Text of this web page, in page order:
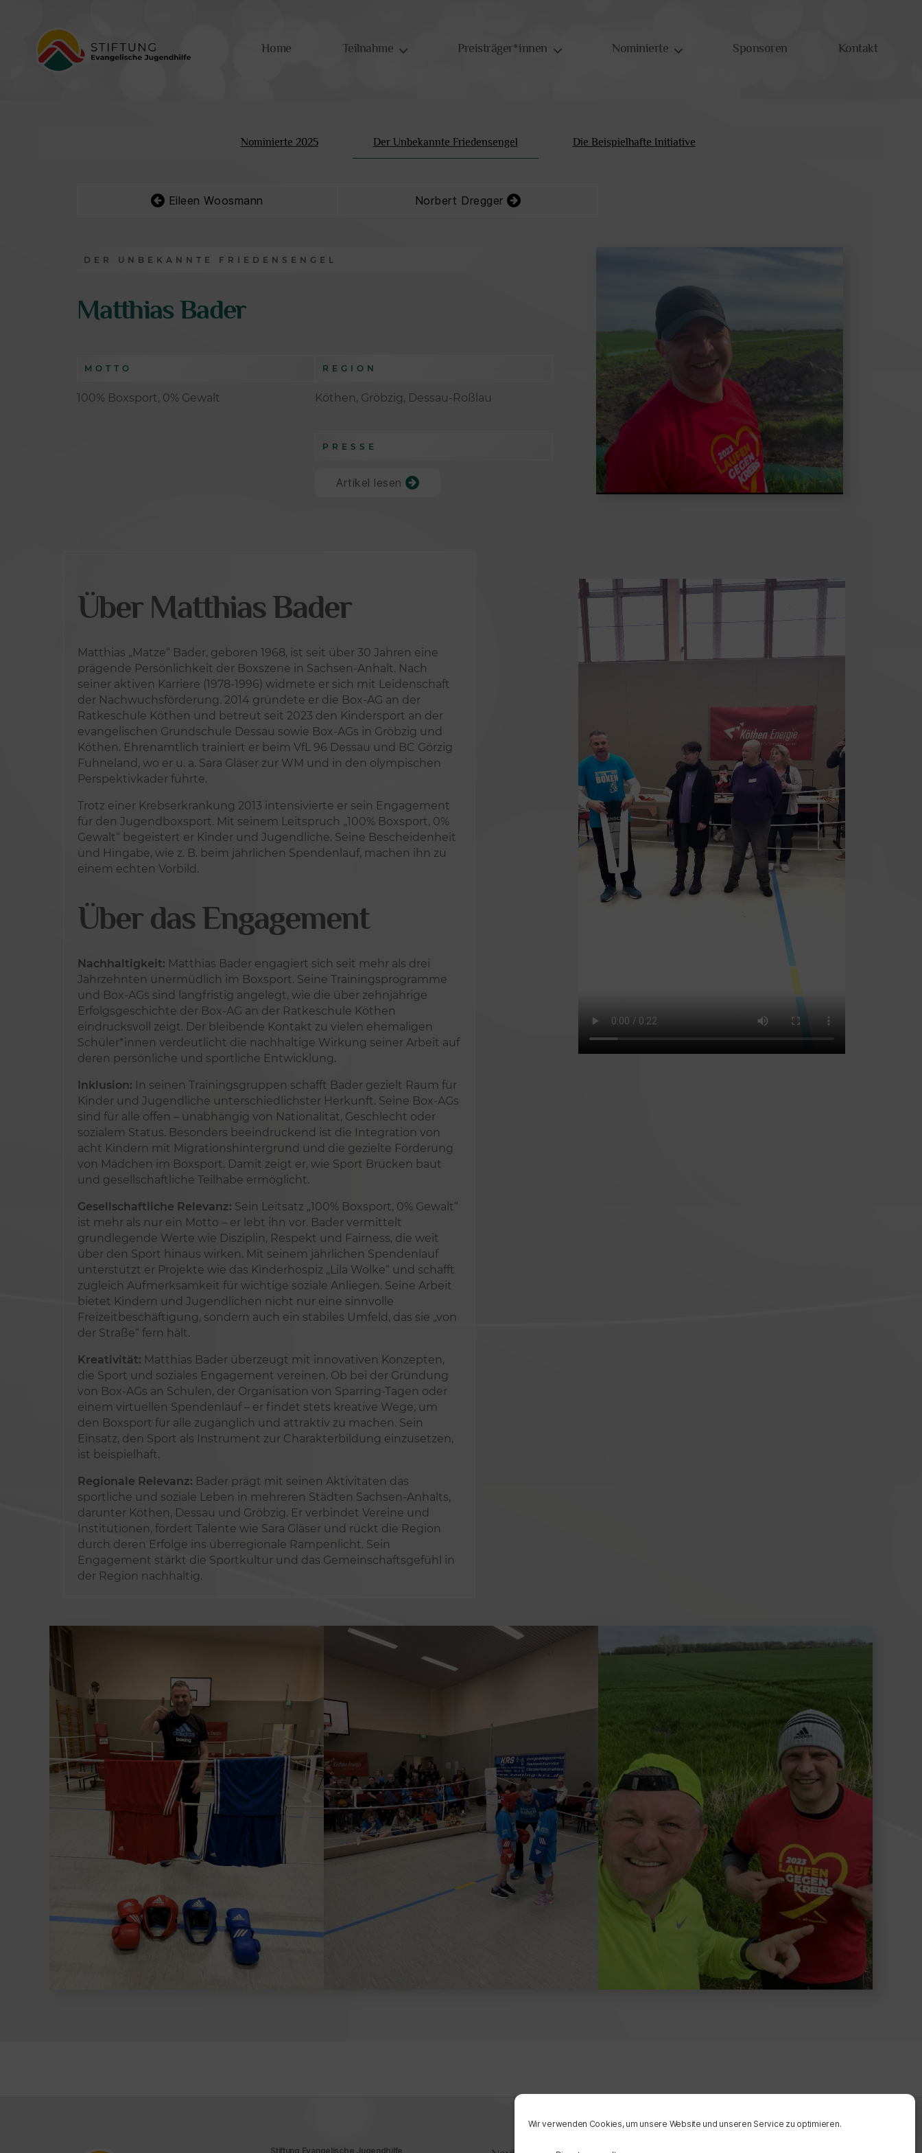
Wir verwenden Cookies, um unsere Website und unseren Service zu optimieren.
Home Teilnahme Preisträger*innen Nominierte Sponsoren Kontakt
Nominierte 2025 Der Unbekannte Friedensengel Die Beispielhafte Initiative
Eileen Woosmann Norbert Dregger
DER UNBEKANNTE FRIEDENSENGEL
Matthias Bader
MOTTO
100% Boxsport, 0% Gewalt
REGION
Köthen, Gröbzig, Dessau-Roßlau
PRESSE
Artikel lesen
Über Matthias Bader
Matthias „Matze“ Bader, geboren 1968, ist seit über 30 Jahren eine
prägende Persönlichkeit der Boxszene in Sachsen-Anhalt. Nach
seiner aktiven Karriere (1978-1996) widmete er sich mit Leidenschaft
der Nachwuchsförderung. 2014 gründete er die Box-AG an der
Ratkeschule Köthen und betreut seit 2023 den Kindersport an der
evangelischen Grundschule Dessau sowie Box-AGs in Gröbzig und
Köthen. Ehrenamtlich trainiert er beim VfL 96 Dessau und BC Görzig
Fuhneland, wo er u. a. Sara Gläser zur WM und in den olympischen
Perspektivkader führte.
Trotz einer Krebserkrankung 2013 intensivierte er sein Engagement
für den Jugendboxsport. Mit seinem Leitspruch „100% Boxsport, 0%
Gewalt“ begeistert er Kinder und Jugendliche. Seine Bescheidenheit
und Hingabe, wie z. B. beim jährlichen Spendenlauf, machen ihn zu
einem echten Vorbild.
Über das Engagement
Nachhaltigkeit: Matthias Bader engagiert sich seit mehr als drei
Jahrzehnten unermüdlich im Boxsport. Seine Trainingsprogramme
und Box-AGs sind langfristig angelegt, wie die über zehnjährige
Erfolgsgeschichte der Box-AG an der Ratkeschule Köthen
eindrucksvoll zeigt. Der bleibende Kontakt zu vielen ehemaligen
Schüler*innen verdeutlicht die nachhaltige Wirkung seiner Arbeit auf
deren persönliche und sportliche Entwicklung.
Inklusion: In seinen Trainingsgruppen schafft Bader gezielt Raum für
Kinder und Jugendliche unterschiedlichster Herkunft. Seine Box-AGs
sind für alle offen – unabhängig von Nationalität, Geschlecht oder
sozialem Status. Besonders beeindruckend ist die Integration von
acht Kindern mit Migrationshintergrund und die gezielte Förderung
von Mädchen im Boxsport. Damit zeigt er, wie Sport Brücken baut
und gesellschaftliche Teilhabe ermöglicht.
Gesellschaftliche Relevanz: Sein Leitsatz „100% Boxsport, 0% Gewalt“
ist mehr als nur ein Motto – er lebt ihn vor. Bader vermittelt
grundlegende Werte wie Disziplin, Respekt und Fairness, die weit
über den Sport hinaus wirken. Mit seinem jährlichen Spendenlauf
unterstützt er Projekte wie das Kinderhospiz „Lila Wolke“ und schafft
zugleich Aufmerksamkeit für wichtige soziale Anliegen. Seine Arbeit
bietet Kindern und Jugendlichen nicht nur eine sinnvolle
Freizeitbeschäftigung, sondern auch ein stabiles Umfeld, das sie „von
der Straße“ fern hält.
Kreativität: Matthias Bader überzeugt mit innovativen Konzepten,
die Sport und soziales Engagement vereinen. Ob bei der Gründung
von Box-AGs an Schulen, der Organisation von Sparring-Tagen oder
einem virtuellen Spendenlauf – er findet stets kreative Wege, um
den Boxsport für alle zugänglich und attraktiv zu machen. Sein
Einsatz, den Sport als Instrument zur Charakterbildung einzusetzen,
ist beispielhaft.
Regionale Relevanz: Bader prägt mit seinen Aktivitäten das
sportliche und soziale Leben in mehreren Städten Sachsen-Anhalts,
darunter Köthen, Dessau und Gröbzig. Er verbindet Vereine und
Institutionen, fördert Talente wie Sara Gläser und rückt die Region
durch deren Erfolge ins überregionale Rampenlicht. Sein
Engagement stärkt die Sportkultur und das Gemeinschaftsgefühl in
der Region nachhaltig.
Stiftung Evangelische Jugendhilfe